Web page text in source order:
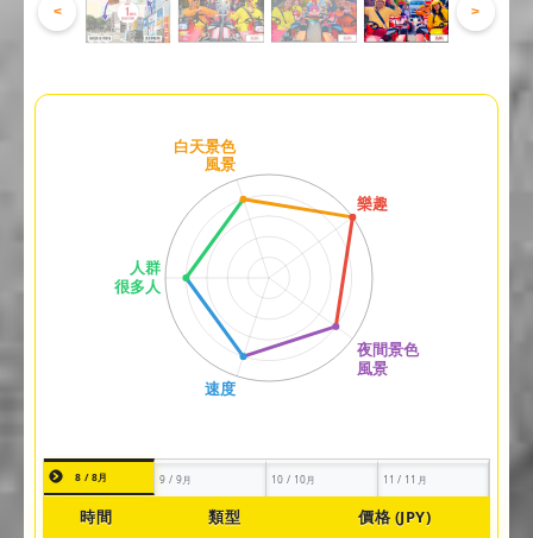
< >
8 / 8月 9 / 9月 10 / 10月 11 / 11月
時間 類型 價格 (JPY)